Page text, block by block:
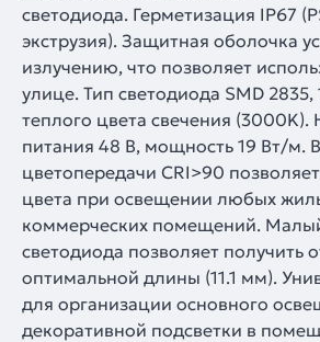
светодиода. Герметизация IP67
экструзия). Защитная оболочка
излучению, что позволяет
улице. Тип светодиода SMD
теплого цвета свечения
питания 48 В, мощность 19 Вт/м.
цветопередачи CRI>90
цвета при освещении любых
коммерческих помещений.
светодиода позволяет получить
оптимальной длины (11.1 мм).
для организации основного
декоративной подсветки в